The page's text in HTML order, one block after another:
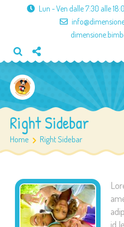
Lun - Ven dalle7:30 alle
Right Sidebar
Home Right Sidebar
id